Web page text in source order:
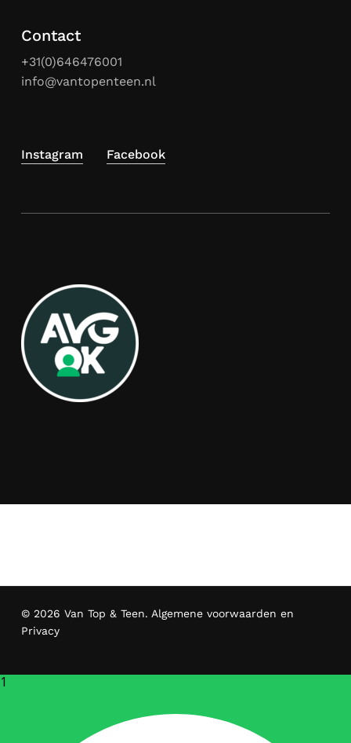
Contact
+31(0)646476001
info@vantopenteen.nl
Instagram Facebook
© 2026 Van Top & Teen. Algemene voorwaarden en
Privacy
1